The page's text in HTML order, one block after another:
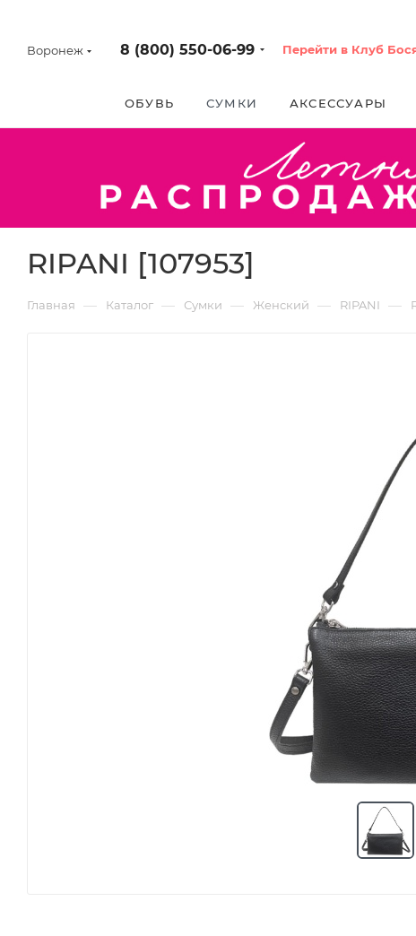
Воронеж 8 (800) 550-06-99 Перейти в Клуб
ОБУВЬ СУМКИ АКСЕССУАРЫ
RIPANI [107953]
Главная — Каталог — Сумки — Женский — RIPANI —